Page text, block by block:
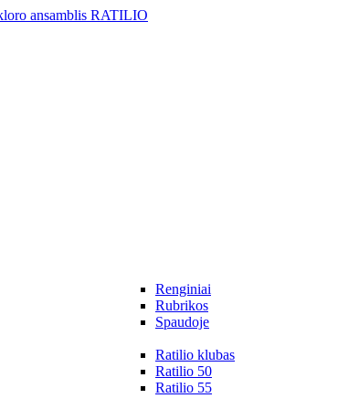
Renginiai
Rubrikos
Spaudoje
Ratilio klubas
Ratilio 50
Ratilio 55